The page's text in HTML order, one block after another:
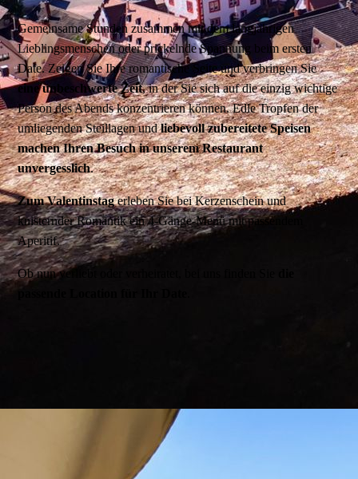
Gemeinsame Stunden zusammen mit dem langjährigen
Lieblingsmenschen oder prickelnde Spannung beim ersten
Date. Zeigen Sie Ihre romantische Seite und verbringen Sie
eine unbeschwerte Zeit, in der Sie sich auf die einzig wichtige
Person des Abends konzentrieren können. Edle Tropfen der
umliegenden Steillagen undliebevoll zubereitete Speisen
machen Ihren Besuch in unserem Restaurant
unvergesslich.
Zum Valentinstagerleben Sie bei Kerzenschein und
knisternder Romantik ein 4-Gänge-Menü mit passendem
Aperitif.
Ob nun verliebt oder verheiratet, bei uns finden Sie